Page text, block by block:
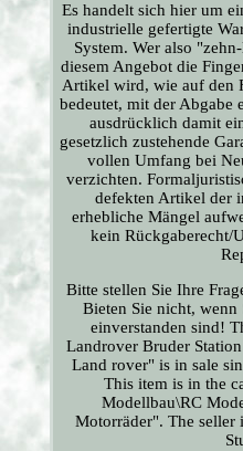
Es handelt sich hier um
industrielle gefertigte
System. Wer also
diesem Angebot die
Artikel wird, wie auf den
bedeutet, mit der Abgabe
ausdrücklich damit
gesetzlich zustehende
vollen Umfang bei
verzichten.
defekten Artikel der
erhebliche Mängel
kein Rückgaberecht/
Bitte stellen Sie Ihre
Bieten Sie nicht,
einverstanden sind!
Landrover Bruder
Land rover" is in sale
This item is in the
Modellbau\RC
Motorräder". The seller